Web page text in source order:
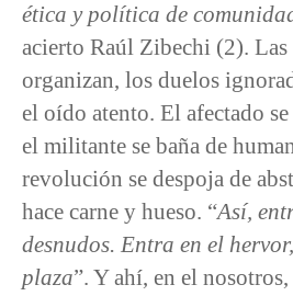
ética y política de
acierto Raúl Zibechi (2). Las
organizan, los duelos
el oído atento. El afectado
el militante se baña de
revolución se despoja de
hace carne y hueso. “Así,
desnudos. Entra en el
plaza”. Y ahí, en el nosotros,